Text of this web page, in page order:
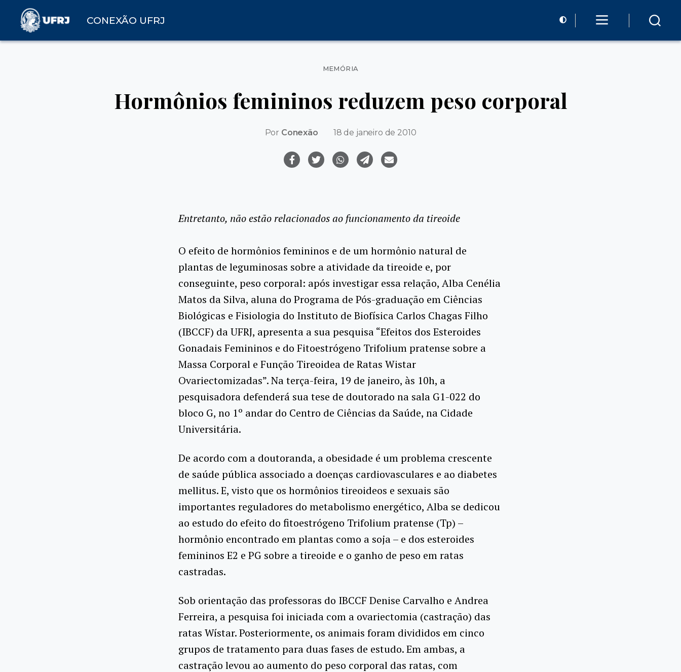
CONEXÃO UFRJ
Categorias
MEMÓRIA
Hormônios femininos reduzem peso corporal
Por Conexão 18 de janeiro de 2010
Entretanto, não estão relacionados ao funcionamento da tireoide
O efeito de hormônios femininos e de um hormônio natural de
plantas de leguminosas sobre a atividade da tireoide e, por
conseguinte, peso corporal: após investigar essa relação, Alba Cenélia
Matos da Silva, aluna do Programa de Pós-graduação em Ciências
Biológicas e Fisiologia do Instituto de Biofísica Carlos Chagas Filho
(IBCCF) da UFRJ, apresenta a sua pesquisa “Efeitos dos Esteroides
Gonadais Femininos e do Fitoestrógeno Trifolium pratense sobre a
Massa Corporal e Função Tireoidea de Ratas Wistar
Ovariectomizadas”. Na terça-feira, 19 de janeiro, às 10h, a
pesquisadora defenderá sua tese de doutorado na sala G1-022 do
bloco G, no 1º andar do Centro de Ciências da Saúde, na Cidade
Universitária.
De acordo com a doutoranda, a obesidade é um problema crescente
de saúde pública associado a doenças cardiovasculares e ao diabetes
mellitus. E, visto que os hormônios tireoideos e sexuais são
importantes reguladores do metabolismo energético, Alba se dedicou
ao estudo do efeito do fitoestrógeno Trifolium pratense (Tp) –
hormônio encontrado em plantas como a soja – e dos esteroides
femininos E2 e PG sobre a tireoide e o ganho de peso em ratas
castradas.
Sob orientação das professoras do IBCCF Denise Carvalho e Andrea
Ferreira, a pesquisa foi iniciada com a ovariectomia (castração) das
ratas Wístar. Posteriormente, os animais foram divididos em cinco
grupos de tratamento para duas fases de estudo. Em ambas, a
castração levou ao aumento do peso corporal das ratas, com